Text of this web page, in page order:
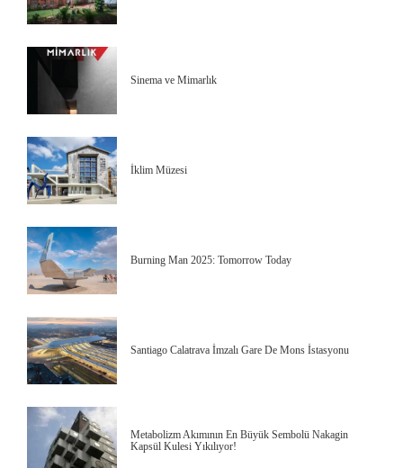
Sinema ve Mimarlık
İklim Müzesi
Burning Man 2025: Tomorrow Today
Santiago Calatrava İmzalı Gare De Mons İstasyonu
Metabolizm Akımının En Büyük Sembolü Nakagin
Kapsül Kulesi Yıkılıyor!